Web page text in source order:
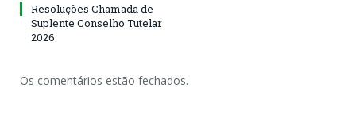
Resoluções Chamada de
Suplente Conselho Tutelar
2026
Os comentários estão fechados.